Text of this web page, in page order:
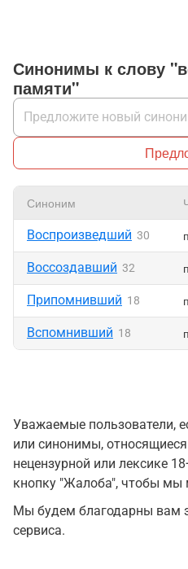
Синонимы к слову
памяти"
Синоним
Воспроизведший 30
Воссоздавший 32
Припомнивший 18
Вспомнивший 18
Уважаемые пользователи,
или синонимы,
нецензурной или лексике
кнопку "Жалоба", чтобы мы
Мы будем благодарны вам
сервиса.